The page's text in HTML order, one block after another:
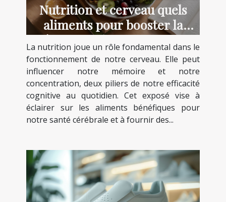
Nutrition et cerveau quels
aliments pour booster la
mémoire et la concentration
La nutrition joue un rôle fondamental dans le
fonctionnement de notre cerveau. Elle peut
influencer notre mémoire et notre
concentration, deux piliers de notre efficacité
cognitive au quotidien. Cet exposé vise à
éclairer sur les aliments bénéfiques pour
notre santé cérébrale et à fournir des...